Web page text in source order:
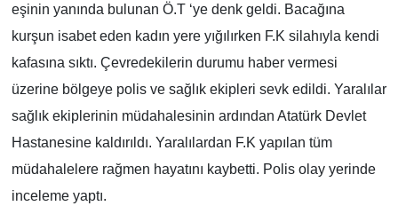
eşinin yanında bulunan Ö.T ‘ye denk geldi. Bacağına
kurşun isabet eden kadın yere yığılırken F.K silahıyla kendi
kafasına sıktı. Çevredekilerin durumu haber vermesi
üzerine bölgeye polis ve sağlık ekipleri sevk edildi. Yaralılar
sağlık ekiplerinin müdahalesinin ardından Atatürk Devlet
Hastanesine kaldırıldı. Yaralılardan F.K yapılan tüm
müdahalelere rağmen hayatını kaybetti. Polis olay yerinde
inceleme yaptı.